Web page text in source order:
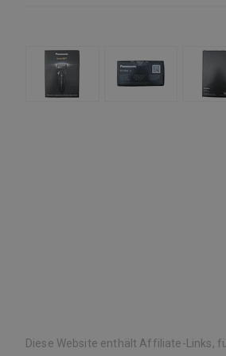
Diese Website enthält Affiliate-Links,